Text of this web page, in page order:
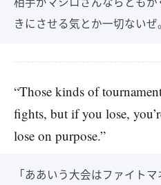
きにさせる気とか一切ないぜ。
“Those kinds of
fights, but if you lose,
lose on purpose.”
「ああいう大会はファイト